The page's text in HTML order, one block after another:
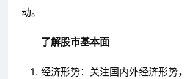
动。
了解股市基本面
经济形势：关注国内外经济形势